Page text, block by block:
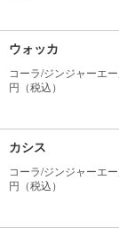
ウォッカ
コーラ/ジンジャーエ
円（税込）
カシス
コーラ/ジンジャーエ
円（税込）